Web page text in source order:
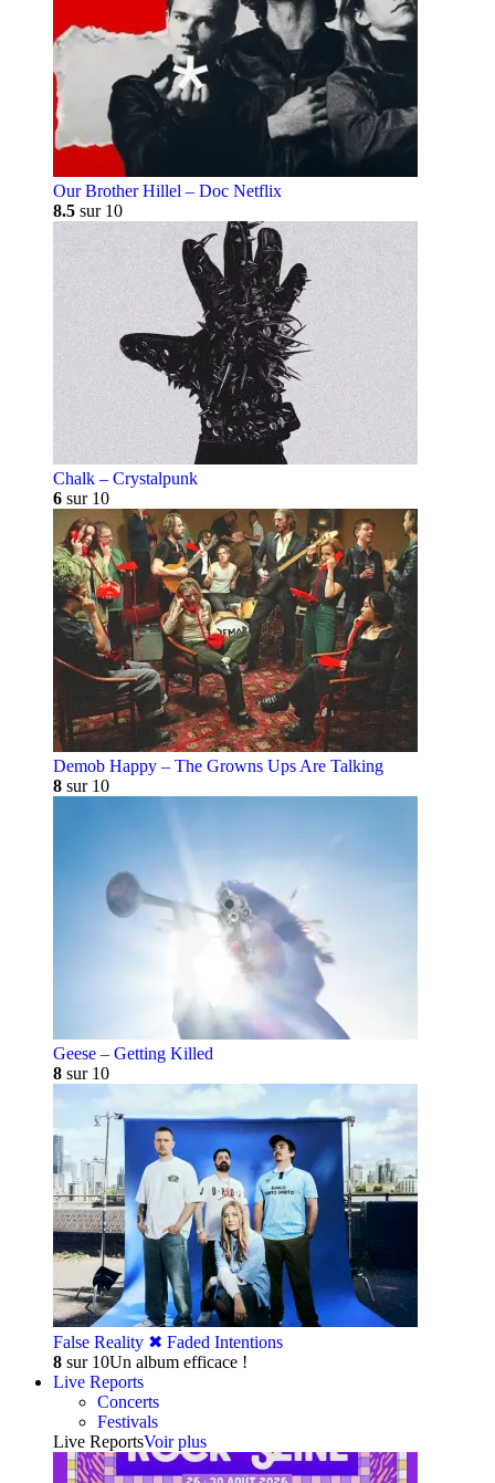
Our Brother Hillel – Doc Netflix
8.5 sur 10
Chalk – Crystalpunk
6 sur 10
Demob Happy – The Growns Ups Are Talking
8 sur 10
Geese – Getting Killed
8 sur 10
False Reality ✖︎ Faded Intentions
8 sur 10Un album efficace !
Live Reports
Concerts
Festivals
Live ReportsVoir plus